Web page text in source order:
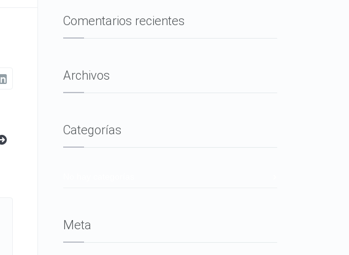
Comentarios recientes
Archivos
Categorías
Meta